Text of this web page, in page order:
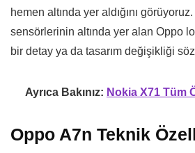
hemen altında yer aldığını
sensörlerinin altında yer alan Oppo
bir detay ya da tasarım değişikliği
Ayrıca Bakınız: Nokia X71 Tüm
Oppo A7n Teknik